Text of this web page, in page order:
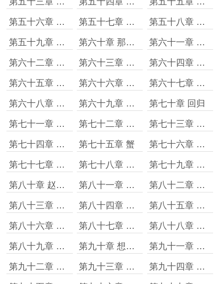
第五十六章 毕业 第五十七章 拿下 第五十八章 你一定要幸福啊
第五十九章 回归、日常、新世界 第六十章 那些迟暮的宗师 第六十一章 叶问
第六十二章 敢杀人吗 第六十三章 婚约 第六十四章 孩子姓宫
第六十五章 山河碎 第六十六章 战争结束 第六十七章 安家城寨
第六十八章 事找上门 第六十九章 三杀、发展 第七十章 回归
第七十一章 日常 第七十二章 欢乐颂2301 第七十三章 他会给你发消息
第七十四章 电梯五女缓和 第七十五章 蟹 第七十六章 喜欢不需要理由
第七十七章 走向不同路的邱莹莹 第七十八章 安迪上门 第七十九章 事了
第八十章 赵启平 第八十一章 在一起 第八十二章 车是租的
第八十三章 拿下 第八十四章 魏渭走了 第八十五章 还钱
第八十六章 初见沦陷 第八十七章 王柏川 第八十八章 是因为你的欺骗
第八十九章 有点不懂事儿了 第九十章 想让他知道自己姓啥 第九十一章 心酸樊胜美
第九十二章 没有谁是容易的 第九十三章 帮助 第九十四章 解决